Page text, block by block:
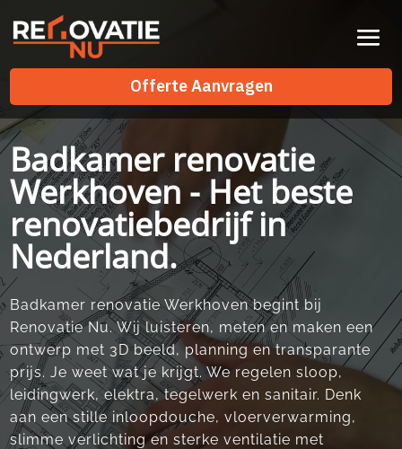
Offerte Aanvragen
Offerte Aanvragen
Badkamer renovatie
Werkhoven - Het beste
renovatiebedrijf in
Nederland.
Badkamer renovatie Werkhoven begint bij
Renovatie Nu.​ Wij luisteren, meten en maken een
ontwerp met 3D beeld, planning en transparante
prijs.​ Je weet wat je krijgt.​ We regelen sloop,
leidingwerk, elektra, tegelwerk en sanitair.​ Denk
aan een stille inloopdouche, vloerverwarming,
slimme verlichting en sterke ventilatie met